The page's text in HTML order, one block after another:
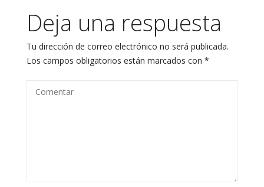
Deja una respuesta
Tu dirección de correo electrónico no será publicada.
Los campos obligatorios están marcados con *